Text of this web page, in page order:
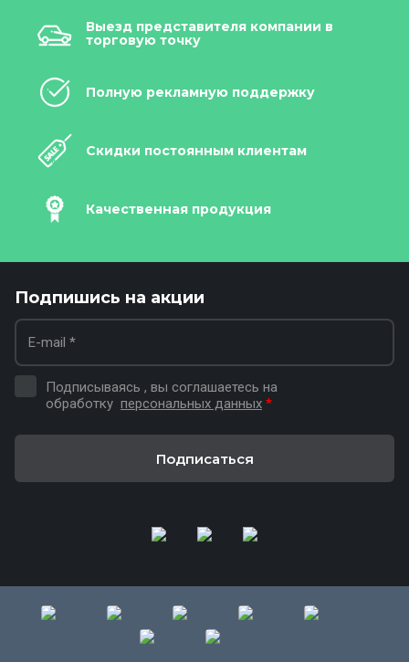
Выезд представителя компании в
торговую точку
Полную рекламную поддержку
Скидки постоянным клиентам
Качественная продукция
Подпишись на акции
Подписываясь , вы соглашаетесь на
обработку персональных данных *
Подписаться